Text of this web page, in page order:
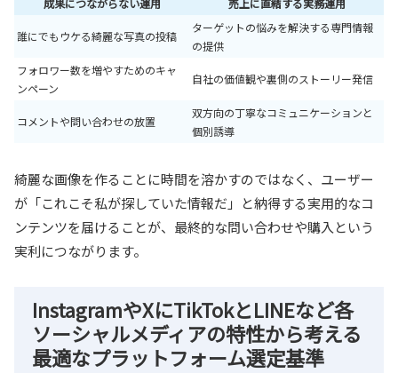
成果につながらない運用 売上に直結する実務運用
誰にでもウケる綺麗な写真の投稿
ターゲットの悩みを解決する専門情報
の提供
フォロワー数を増やすためのキャ
ンペーン
自社の価値観や裏側のストーリー発信
コメントや問い合わせの放置
双方向の丁寧なコミュニケーションと
個別誘導
綺麗な画像を作ることに時間を溶かすのではなく、ユーザー
が「これこそ私が探していた情報だ」と納得する実用的なコ
ンテンツを届けることが、最終的な問い合わせや購入という
実利につながります。
InstagramやXにTikTokとLINEなど各
ソーシャルメディアの特性から考える
最適なプラットフォーム選定基準